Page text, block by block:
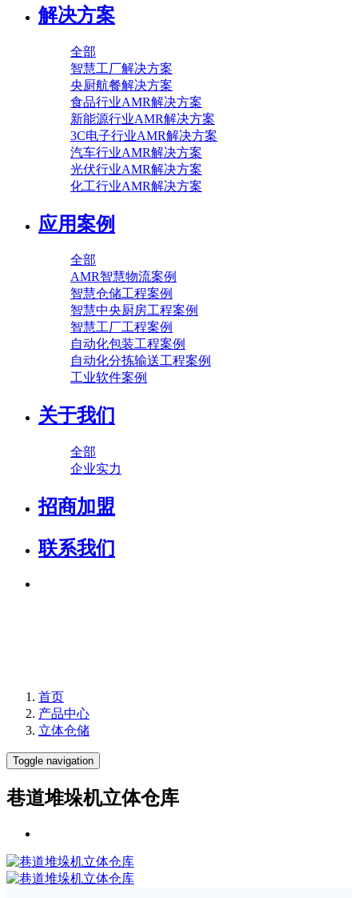
解决方案
全部
智慧工厂解决方案
央厨航餐解决方案
食品行业AMR解决方案
新能源行业AMR解决方案
3C电子行业AMR解决方案
汽车行业AMR解决方案
光伏行业AMR解决方案
化工行业AMR解决方案
应用案例
全部
AMR智慧物流案例
智慧仓储工程案例
智慧中央厨房工程案例
智慧工厂工程案例
自动化包装工程案例
自动化分拣输送工程案例
工业软件案例
关于我们
全部
企业实力
招商加盟
联系我们
首页
产品中心
立体仓储
Toggle navigation
巷道堆垛机立体仓库